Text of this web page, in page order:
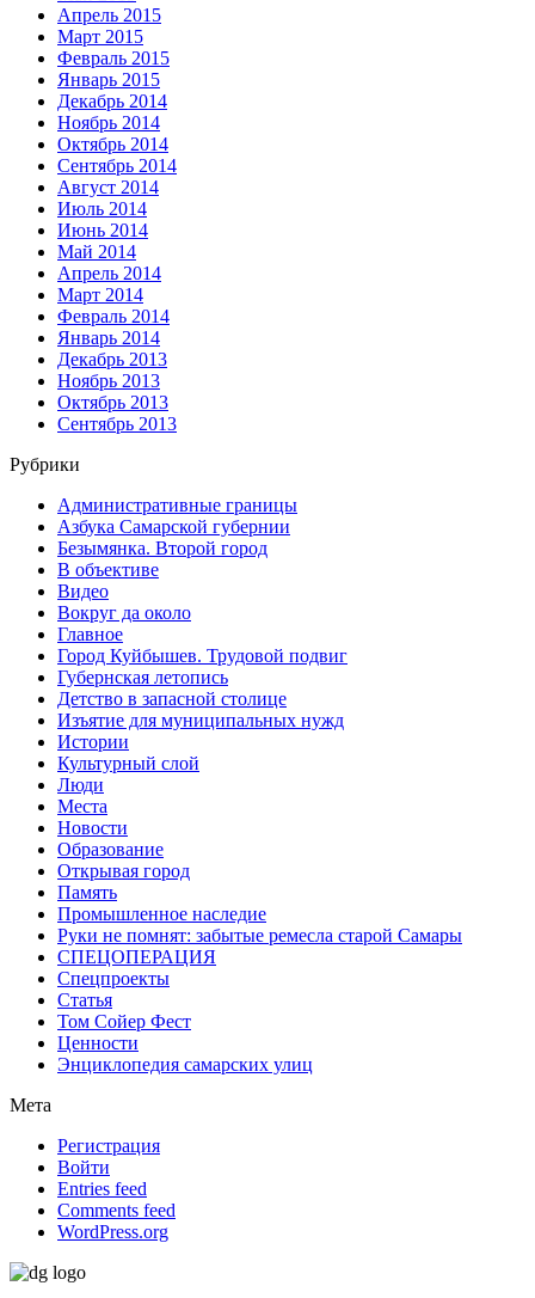
Апрель 2015
Март 2015
Февраль 2015
Январь 2015
Декабрь 2014
Ноябрь 2014
Октябрь 2014
Сентябрь 2014
Август 2014
Июль 2014
Июнь 2014
Май 2014
Апрель 2014
Март 2014
Февраль 2014
Январь 2014
Декабрь 2013
Ноябрь 2013
Октябрь 2013
Сентябрь 2013
Рубрики
Административные границы
Азбука Самарской губернии
Безымянка. Второй город
В объективе
Видео
Вокруг да около
Главное
Город Куйбышев. Трудовой подвиг
Губернская летопись
Детство в запасной столице
Изъятие для муниципальных нужд
Истории
Культурный слой
Люди
Места
Новости
Образование
Открывая город
Память
Промышленное наследие
Руки не помнят: забытые ремесла старой Самары
СПЕЦОПЕРАЦИЯ
Спецпроекты
Статья
Том Сойер Фест
Ценности
Энциклопедия самарских улиц
Мета
Регистрация
Войти
Entries feed
Comments feed
WordPress.org